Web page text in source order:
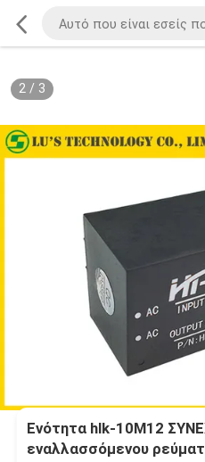
2/ 3
Ενότητα hlk-10M12
εναλλασσόμενου